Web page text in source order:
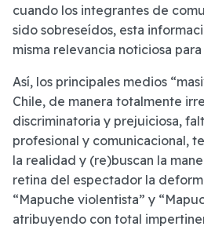
cuando los integrantes de
sido sobreseídos, esta
misma relevancia noticiosa
Así, los principales medios
Chile, de manera totalmente
discriminatoria y prejuiciosa,
profesional y comunicacional,
la realidad y (re)buscan la
retina del espectador la
“Mapuche violentista” y
atribuyendo con total